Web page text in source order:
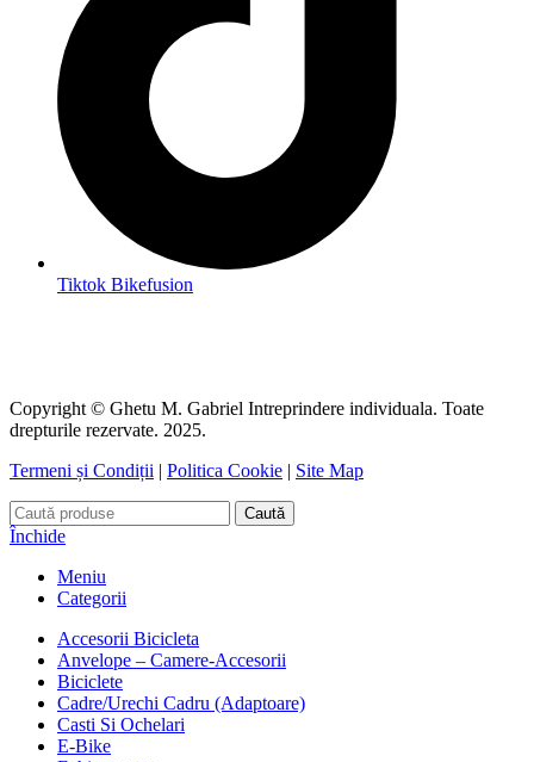
Tiktok Bikefusion
Copyright © Ghetu M. Gabriel Intreprindere individuala. Toate
drepturile rezervate. 2025.
Termeni și Condiții | Politica Cookie | Site Map
Caută
Închide
Meniu
Categorii
Accesorii Bicicleta
Anvelope – Camere-Accesorii
Biciclete
Cadre/Urechi Cadru (Adaptoare)
Casti Si Ochelari
E-Bike